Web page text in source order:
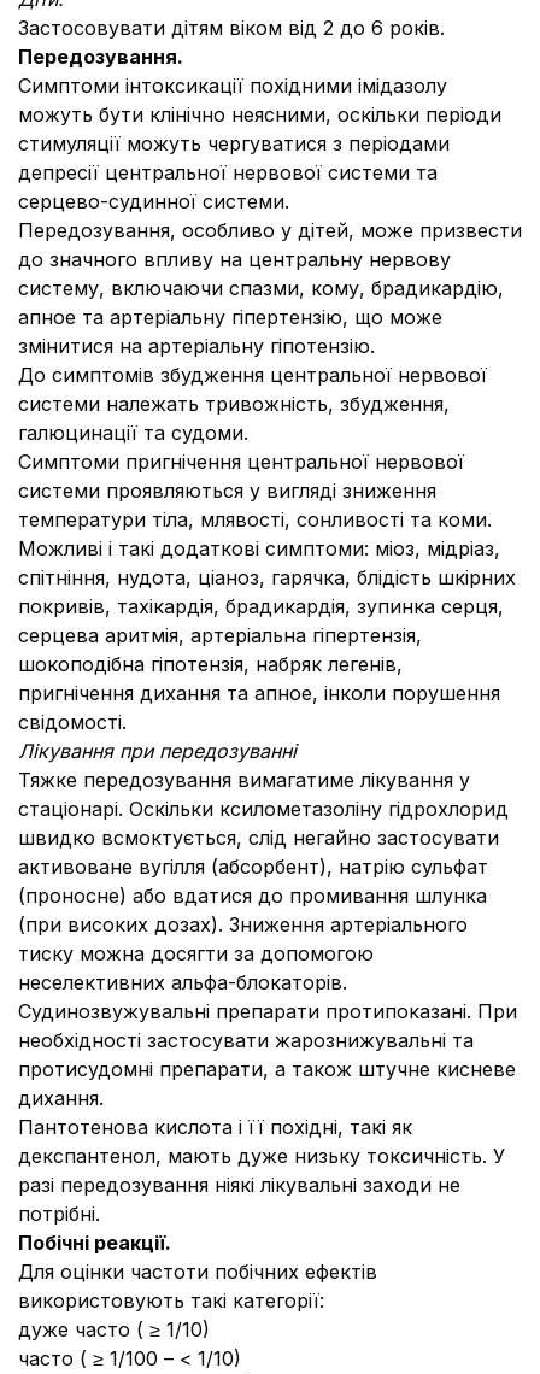
Застосовувати дітям віком від 2 до 6 років.
Передозування.
Симптоми інтоксикації похідними імідазолу
можуть бути клінічно неясними, оскільки періоди
стимуляції можуть чергуватися з періодами
депресії центральної нервової системи та
серцево-судинної системи.
Передозування, особливо у дітей, може призвести
до значного впливу на центральну нервову
систему, включаючи спазми, кому, брадикардію,
апное та артеріальну гіпертензію, що може
змінитися на артеріальну гіпотензію.
До симптомів збудження центральної нервової
системи належать тривожність, збудження,
галюцинації та судоми.
Симптоми пригнічення центральної нервової
системи проявляються у вигляді зниження
температури тіла, млявості, сонливості та коми.
Можливі і такі додаткові симптоми: міоз, мідріаз,
спітніння, нудота, ціаноз, гарячка, блідість шкірних
покривів, тахікардія, брадикардія, зупинка серця,
серцева аритмія, артеріальна гіпертензія,
шокоподібна гіпотензія, набряк легенів,
пригнічення дихання та апное, інколи порушення
свідомості.
Лікування при передозуванні
Тяжке передозування вимагатиме лікування у
стаціонарі. Оскільки ксилометазоліну гідрохлорид
швидко всмоктується, слід негайно застосувати
активоване вугілля (абсорбент), натрію сульфат
(проносне) або вдатися до промивання шлунка
(при високих дозах). Зниження артеріального
тиску можна досягти за допомогою
неселективних альфа-блокаторів.
Судинозвужувальні препарати протипоказані. При
необхідності застосувати жарознижувальні та
протисудомні препарати, а також штучне кисневе
дихання.
Пантотенова кислота і її похідні, такі як
декспантенол, мають дуже низьку токсичність. У
разі передозування ніякі лікувальні заходи не
потрібні.
Побічні реакції.
Для оцінки частоти побічних ефектів
використовують такі категорії:
дуже часто ( ≥ 1/10)
часто ( ≥ 1/100 – < 1/10)